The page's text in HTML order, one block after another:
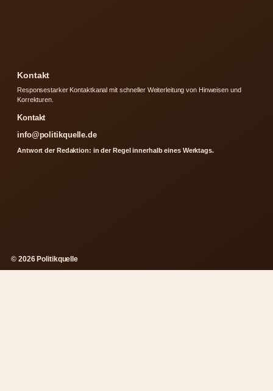
Kontakt
Responsestarker Kontaktkanal mit schneller Weiterleitung von Hinweisen und
Korrekturen.
Kontakt
info@politikquelle.de
Antwort der Redaktion: in der Regel innerhalb eines Werktags.
© 2026 Politikquelle